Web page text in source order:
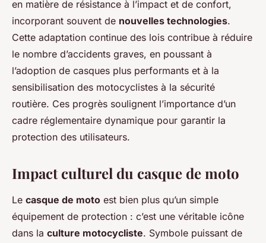
en matière de résistance à l’impact et de confort,
incorporant souvent de nouvelles technologies.
Cette adaptation continue des lois contribue à réduire
le nombre d’accidents graves, en poussant à
l’adoption de casques plus performants et à la
sensibilisation des motocyclistes à la sécurité
routière. Ces progrès soulignent l’importance d’un
cadre réglementaire dynamique pour garantir la
protection des utilisateurs.
Impact culturel du casque de moto
Le casque de moto est bien plus qu’un simple
équipement de protection : c’est une véritable icône
dans la culture motocycliste. Symbole puissant de